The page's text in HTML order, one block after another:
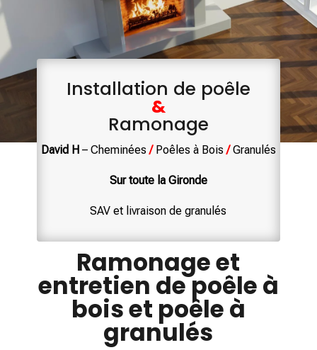
Installation de poêle
&
Ramonage
David H– Cheminées/Poêles à Bois/Granulés
Sur toute la Gironde
SAV et livraison de granulés
Ramonage et
entretien de poêle à
bois et poêle à
granulés